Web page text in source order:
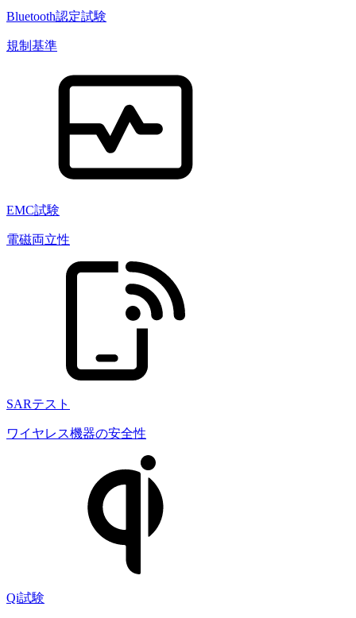
Bluetooth認定試験
規制基準
EMC試験
電磁両立性
SARテスト
ワイヤレス機器の安全性
Qi試験